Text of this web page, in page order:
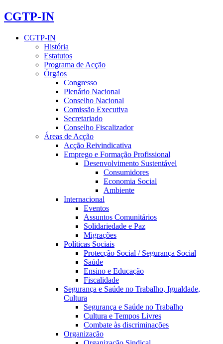
CGTP-IN
CGTP-IN
História
Estatutos
Programa de Acção
Órgãos
Congresso
Plenário Nacional
Conselho Nacional
Comissão Executiva
Secretariado
Conselho Fiscalizador
Áreas de Acção
Acção Reivindicativa
Emprego e Formação Profissional
Desenvolvimento Sustentável
Consumidores
Economia Social
Ambiente
Internacional
Eventos
Assuntos Comunitários
Solidariedade e Paz
Migrações
Políticas Sociais
Protecção Social / Segurança Social
Saúde
Ensino e Educação
Fiscalidade
Segurança e Saúde no Trabalho, Igualdade,
Cultura
Segurança e Saúde no Trabalho
Cultura e Tempos Livres
Combate às discriminações
Organização